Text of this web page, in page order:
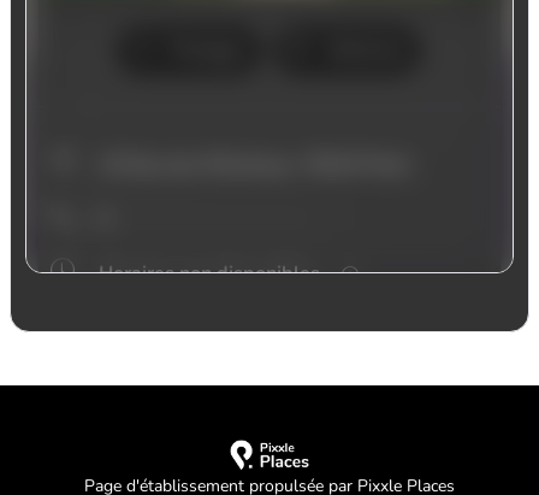
Page d'établissement propulsée par Pixxle Places